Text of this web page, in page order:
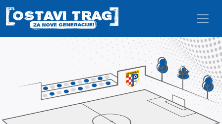
Skip to main content